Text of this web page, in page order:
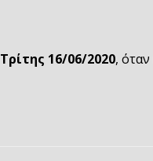
Τρίτης 16/06/2020, όταν